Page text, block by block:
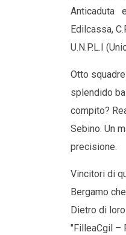
Anticaduta
Edilcassa,
U.N.P.L.I
Otto
splendido
compito?
Sebino. Un
precisione.
Vincitori di
Bergamo
Dietro di
"FilleaCgil –